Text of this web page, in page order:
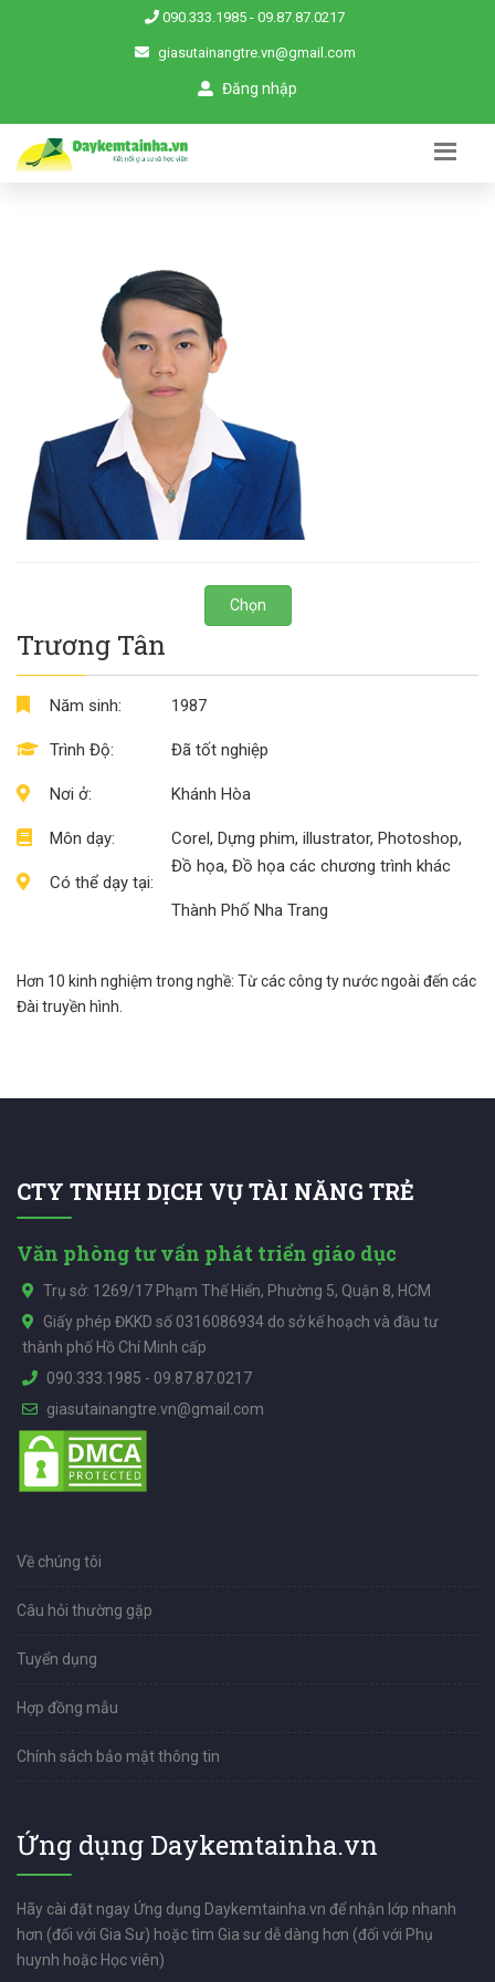
090.333.1985 - 09.87.87.0217
giasutainangtre.vn@gmail.com
Đăng nhập
Chọn
Trương Tân
Năm sinh:
Trình Độ:
Nơi ở:
Môn dạy:
Có thể dạy tại:
1987
Đã tốt nghiệp
Khánh Hòa
Corel, Dựng phim, illustrator, Photoshop,
Đồ họa, Đồ họa các chương trình khác
Thành Phố Nha Trang
Hơn 10 kinh nghiệm trong nghề: Từ các công ty nước ngoài đến các
Đài truyền hình.
CTY TNHH DỊCH VỤ TÀI NĂNG TRẺ
Văn phòng tư vấn phát triển giáo dục
Trụ sở: 1269/17 Phạm Thế Hiển, Phường 5, Quận 8, HCM
Giấy phép ĐKKD số 0316086934 do sở kế hoạch và đầu tư
thành phố Hồ Chí Minh cấp
090.333.1985 - 09.87.87.0217
giasutainangtre.vn@gmail.com
Về chúng tôi
Câu hỏi thường gặp
Tuyển dụng
Hợp đồng mẫu
Chính sách bảo mật thông tin
Ứng dụng Daykemtainha.vn
Hãy cài đặt ngay Ứng dụng Daykemtainha.vn để nhận lớp nhanh
hơn (đối với Gia Sư) hoặc tìm Gia sư dễ dàng hơn (đối với Phụ
huynh hoặc Học viên)